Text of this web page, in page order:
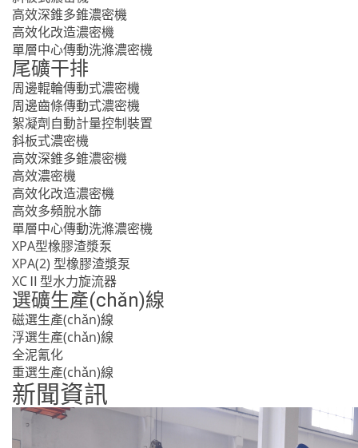
高效深錐多錐濃密機
高效化改造濃密機
單層中心傳動洗滌濃密機
尾礦干排
周邊輥輪傳動式濃密機
周邊齒條傳動式濃密機
絮凝劑自動計量控制裝置
斜板式濃密機
高效深錐多錐濃密機
高效濃密機
高效化改造濃密機
高效多頻脫水篩
單層中心傳動洗滌濃密機
XPA型橡膠渣漿泵
XPA(2) 型橡膠渣漿泵
XCⅡ型水力旋流器
選礦生產(chǎn)線
磁選生產(chǎn)線
浮選生產(chǎn)線
全泥氰化
重選生產(chǎn)線
新聞資訊